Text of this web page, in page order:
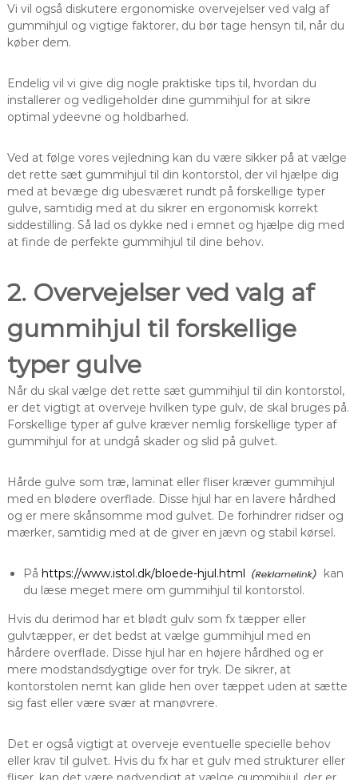
Vi vil også diskutere ergonomiske overvejelser ved valg af
gummihjul og vigtige faktorer, du bør tage hensyn til, når du
køber dem.
Endelig vil vi give dig nogle praktiske tips til, hvordan du
installerer og vedligeholder dine gummihjul for at sikre
optimal ydeevne og holdbarhed.
Ved at følge vores vejledning kan du være sikker på at vælge
det rette sæt gummihjul til din kontorstol, der vil hjælpe dig
med at bevæge dig ubesværet rundt på forskellige typer
gulve, samtidig med at du sikrer en ergonomisk korrekt
siddestilling. Så lad os dykke ned i emnet og hjælpe dig med
at finde de perfekte gummihjul til dine behov.
2. Overvejelser ved valg af
gummihjul til forskellige
typer gulve
Når du skal vælge det rette sæt gummihjul til din kontorstol,
er det vigtigt at overveje hvilken type gulv, de skal bruges på.
Forskellige typer af gulve kræver nemlig forskellige typer af
gummihjul for at undgå skader og slid på gulvet.
Hårde gulve som træ, laminat eller fliser kræver gummihjul
med en blødere overflade. Disse hjul har en lavere hårdhed
og er mere skånsomme mod gulvet. De forhindrer ridser og
mærker, samtidig med at de giver en jævn og stabil kørsel.
På https://www.istol.dk/bloede-hjul.html
kan
du læse meget mere om gummihjul til kontorstol.
Hvis du derimod har et blødt gulv som fx tæpper eller
gulvtæpper, er det bedst at vælge gummihjul med en
hårdere overflade. Disse hjul har en højere hårdhed og er
mere modstandsdygtige over for tryk. De sikrer, at
kontorstolen nemt kan glide hen over tæppet uden at sætte
sig fast eller være svær at manøvrere.
Det er også vigtigt at overveje eventuelle specielle behov
eller krav til gulvet. Hvis du fx har et gulv med strukturer eller